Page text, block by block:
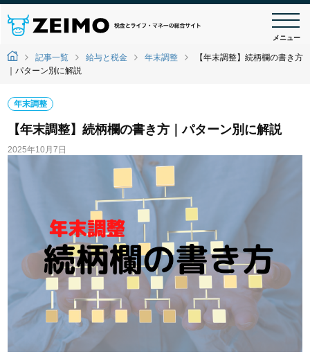
メニュー
記事一覧 給与と税金 年末調整
【年末調整】続柄欄の書き方
｜パターン別に解説
年末調整
【年末調整】続柄欄の書き方｜パターン別に解説
2025年10月7日